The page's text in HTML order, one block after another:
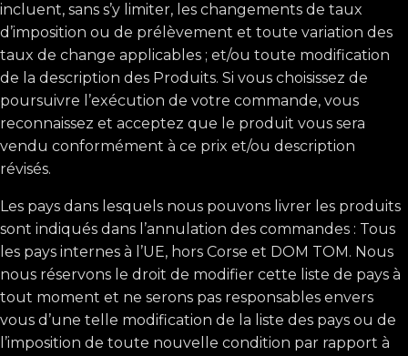
incluent, sans s’y limiter, les changements de taux
d’imposition ou de prélèvement et toute variation des
taux de change applicables ; et/ou toute modification
de la description des Produits. Si vous choisissez de
poursuivre l’exécution de votre commande, vous
reconnaissez et acceptez que le produit vous sera
vendu conformément à ce prix et/ou description
révisés.
Les pays dans lesquels nous pouvons livrer les produits
sont indiqués dans l’annulation des commandes : Tous
les pays internes à l’UE, hors Corse et DOM TOM. Nous
nous réservons le droit de modifier cette liste de pays à
tout moment et ne serons pas responsables envers
vous d’une telle modification de la liste des pays ou de
l’imposition de toute nouvelle condition par rapport à